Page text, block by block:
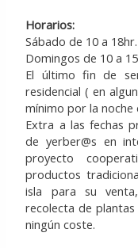
Horarios:
Sábado de 10 a 18hr.
Domingos de 10 a
El último fin de
residencial ( en
mínimo por la noche
Extra a las fechas
de yerber@s en
proyecto
productos
isla para su
recolecta de
ningún coste.